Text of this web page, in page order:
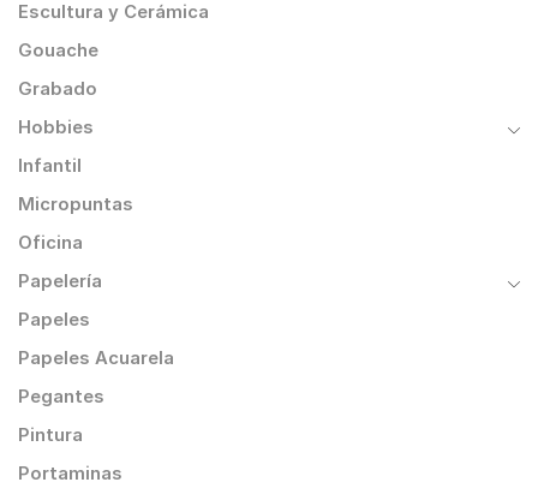
Escultura y Cerámica
Gouache
Grabado
Hobbies
Infantil
Micropuntas
Oficina
Papelería
Papeles
Papeles Acuarela
Pegantes
Pintura
Portaminas